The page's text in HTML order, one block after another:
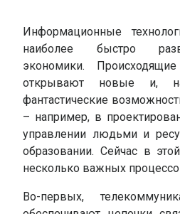
Информационные
наиболее быстро
экономики.
открывают новые и,
фантастические
– например, в
управлении людьми и
образовании. Сейчас в
несколько важных
Во-первых,